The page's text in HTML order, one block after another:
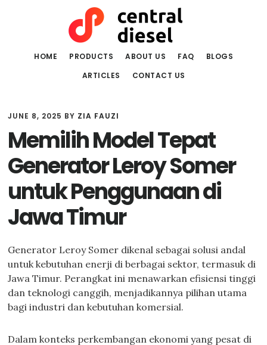
HOME PRODUCTS ABOUT US FAQ
BLOGS
ARTICLES
CONTACT US
JUNE 8, 2025 BY ZIA FAUZI
Memilih Model Tepat
Generator Leroy Somer
untuk Penggunaan di
Jawa Timur
Generator Leroy Somer dikenal sebagai solusi andal
untuk kebutuhan enerji di berbagai sektor, termasuk di
Jawa Timur. Perangkat ini menawarkan efisiensi tinggi
dan teknologi canggih, menjadikannya pilihan utama
bagi industri dan kebutuhan komersial.
Dalam konteks perkembangan ekonomi yang pesat di